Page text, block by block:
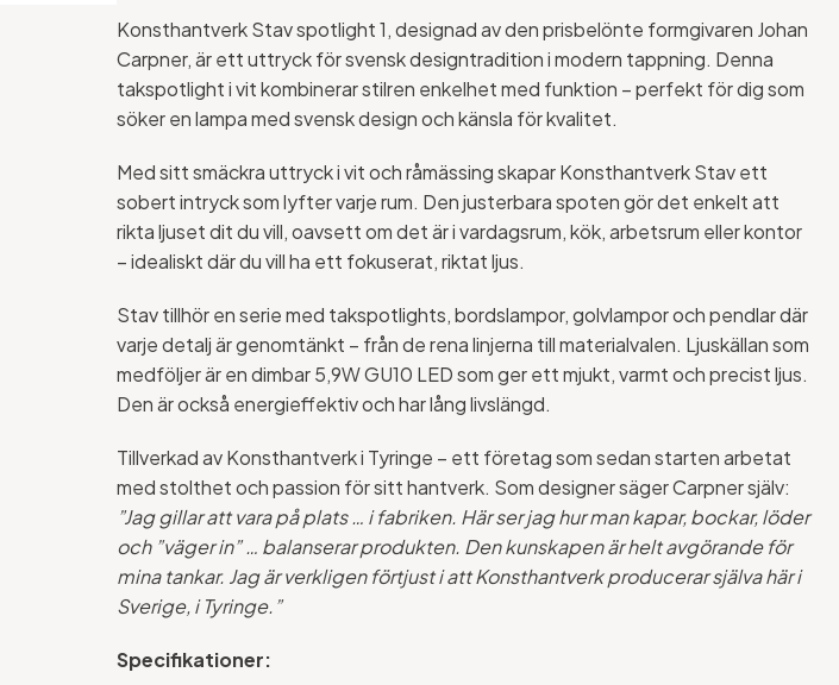
Konsthantverk Stav spotlight 1, designad av den prisbelönte formgivaren Johan
Carpner, är ett uttryck för svensk designtradition i modern tappning. Denna
takspotlight i vit kombinerar stilren enkelhet med funktion – perfekt för dig som
söker en lampa med svensk design och känsla för kvalitet.
Med sitt smäckra uttryck i vit och råmässing skapar Konsthantverk Stav ett
sobert intryck som lyfter varje rum. Den justerbara spoten gör det enkelt att
rikta ljuset dit du vill, oavsett om det är i vardagsrum, kök, arbetsrum eller kontor
– idealiskt där du vill ha ett fokuserat, riktat ljus.
Stav tillhör en serie med takspotlights, bordslampor, golvlampor och pendlar där
varje detalj är genomtänkt – från de rena linjerna till materialvalen. Ljuskällan som
medföljer är en dimbar 5,9W GU10 LED som ger ett mjukt, varmt och precist ljus.
Den är också energieffektiv och har lång livslängd.
Tillverkad av Konsthantverk i Tyringe – ett företag som sedan starten arbetat
med stolthet och passion för sitt hantverk. Som designer säger Carpner själv:
”Jag gillar att vara på plats … i fabriken. Här ser jag hur man kapar, bockar, löder
och ”väger in” … balanserar produkten. Den kunskapen är helt avgörande för
mina tankar. Jag är verkligen förtjust i att Konsthantverk producerar själva här i
Sverige, i Tyringe.”
Specifikationer: